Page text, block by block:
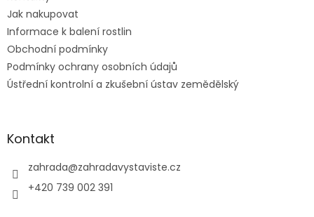
Jak nakupovat
Informace k balení rostlin
Obchodní podmínky
Podmínky ochrany osobních údajů
Ústřední kontrolní a zkušební ústav zemědělský
Kontakt
zahrada@zahradavystaviste.cz
+420 739 002 391